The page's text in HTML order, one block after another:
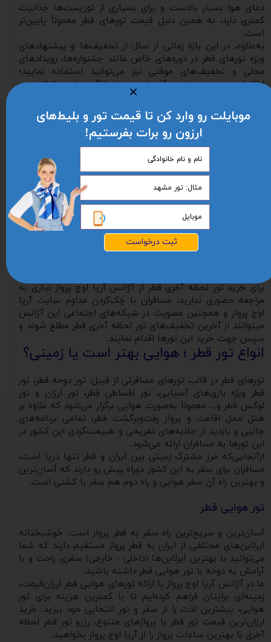
دمای هوا بسیار بالاست و برای بسیاری از توریست‌ها جذابیت
کمتری دارد، به همین دلیل قیمت تورهای قطر معمولاً پایین‌تر
است.
به‌علاوه، در این بازه زمانی از سال از تخفیف‌ها و پیشنهادهای
ویژه تور‌های قطر در دوره‌های خاص مانند جشنواره‌ها، رویدادهای
محلی و تخفیف‌های موقتی نیز می‌توانید استفاده نمایید؛
اطلاعات در مورد این آفرهای هیجان‌انگیز را می‌توانید در
وب‌سایت آریا اوج پرواز به دست آورید.
تور قطر لحظه آخری ؛ پرطرفدارترین راه‌ برای سفر ارزان و
اگر به دنبال ارزان‌ترین تور قطر هستید، بهترین روش، رزرو تور
لحظه آخری قطر است. درست است که این تورها به‌ندرت در طول
سال به مسافران معرفی می‌شوند؛ اما اگر گوش‌به‌زنگ باشید،
حتماً می‌توانید سفری به‌صرفه با تورهای لحظه آخر قطر را تجربه
در تور لحظه آخری قطر در روزهای آخر گاهی چند صندلی در پرواز
یا چند اتاقی در هتل خالی باقی می‌ماند، آژانس‌‌ها نیز برای
متحمل نشدن ضرر مالی، تصمیم می‌گیرند این ظرفیت‌‌های موجود
را با قیمت کمتری جبران کنند؛ اگر به زمان پرواز نزدیک‌‌تر شوند و
برای خرید تور لحظه آخری قطر از آژانس آریا اوج پرواز نیازی به
مراجعه حضوری ندارید، مسافران با چک‌کردن مداوم سایت آریا
اوج پرواز و همچنین عضویت در شبکه‌های اجتماعی این آژانس
می‎توانند از آخرین تخفیف‌های تور لحظه آخری قطر مطلع شوند و
سپس جهت خرید این تورها اقدام نمایند.
انواع تور قطر ؛ هوایی بهتر است یا زمینی؟
تورهای قطر در قالب تورهای مسافرتی از قبیل: تور دوحه قطر، تور
قطر ویژه بازی‌های آسیایی، تور اقساطی قطر، تور ارزان و تور
لوکس قطر و... معمولاً به‌صورت هوایی برگزار می‌شود که علاوه بر
هتل محل اقامت و پرواز رفت‌وبرگشت قطر، تمامی برنامه‌های
جانبی و بازدید از جاذبه‌های تفریحی و طبیعت‌گردی این کشور در
این تورها به مسافران ارائه می‌شود.
ازآنجایی‌که مرز مشترک زمینی بین ایران و قطر تنها دریا است،
مسافران برای سفر به این کشور دوراه پیش رو دارند که آسان‌ترین
و بهترین راه آن سفر هوایی و راه دوم هم سفر با کشتی است.
تور هوایی قطر
آسان‌ترین و سریع‌ترین راه سفر به قطر پرواز است. خوشبختانه
ایرلاین‌های مختلفی از ایران به قطر پرواز مستقیم دارند که شما
می‌توانید با بهترین ایرلاین‌ها (داخلی - خارجی) سفری راحت و با
آرامش به دوحه با تور هوایی قطر داشته باشید.
ما در آژانس آریا اوج پرواز با ارائه تورهای هوایی قطر ارزان‌قیمت،
زمینه‌ای برایتان فراهم کرده‌ایم تا با کمترین هزینه برای تور
هوایی، بیشترین لذت را از سفر و تور انتخابی خود ببرید. خرید
ارزان‌ترین قیمت تور قطر با پروازهای متنوع، رزرو تور قطر لحظه
آخری با بهترین ساعات پرواز را از آریا اوج پرواز بخواهید.
ثبت درخواست
موبایلت رو وارد کن تا قیمت تور و بلیط‌های
ارزون رو برات بفرستیم!